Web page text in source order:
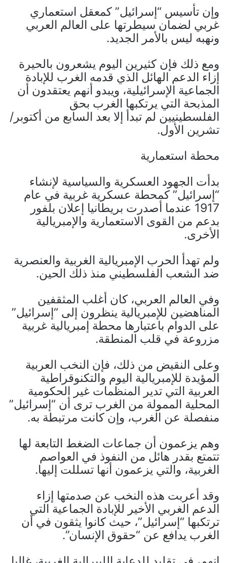
وإن تأسيس “إسرائيل” كمعقل استعماري
غربي لضمان سيطرتها على العالم العربي
ونهبه ليس بالأمر الجديد.
ومع ذلك فإن كثيرين اليوم يشعرون بالحيرة
إزاء الدعم الهائل الذي قدمه الغرب للإبادة
الجماعية الإسرائيلية، ويبدو أنهم يعتقدون أن
المذبحة التي يرتكبها الغرب بحق
الفلسطينيين لم تبدأ إلا بعد السابع من أكتوبر/
تشرين الأول.
محطة استعمارية
بدأت الجهود العسكرية والسياسية لإنشاء
“إسرائيل” كمحطة عسكرية غربية في عام
1917 عندما أصدرت بريطانيا إعلان بلفور
بدعم من القوى الاستعمارية والإمبريالية
الأخرى.
ولم تهدأ الحرب الإمبريالية الغربية والعنصرية
ضد الشعب الفلسطيني منذ ذلك الحين.
وفي العالم العربي، كان أغلب المثقفين
المناهضين للإمبريالية ينظرون إلى “إسرائيل”
على الدوام باعتبارها محطة إمبريالية غربية
مزروعة في قلب المنطقة.
وعلى النقيض من ذلك، فإن النخب العربية
المؤيدة للإمبريالية اليوم والتكنوقراطية
العربية التي تدير المنظمات غير الحكومية
المحلية الممولة من الغرب ترى أن “إسرائيل”
منفصلة عن الغرب، وإن كانت مرتبطة به.
وهم يزعمون أن جماعات الضغط التابعة لها
تتمتع بقدر هائل من النفوذ في العواصم
الغربية، والتي يزعمون أنها تسللت إليها.
وقد أعربت هذه النخب عن صدمتها إزاء
الدعم الغربي الأخير للإبادة الجماعية التي
ترتكبها “إسرائيل”، حيث كانوا يثقون في أن
الغرب يدافع عن “حقوق الإنسان”.